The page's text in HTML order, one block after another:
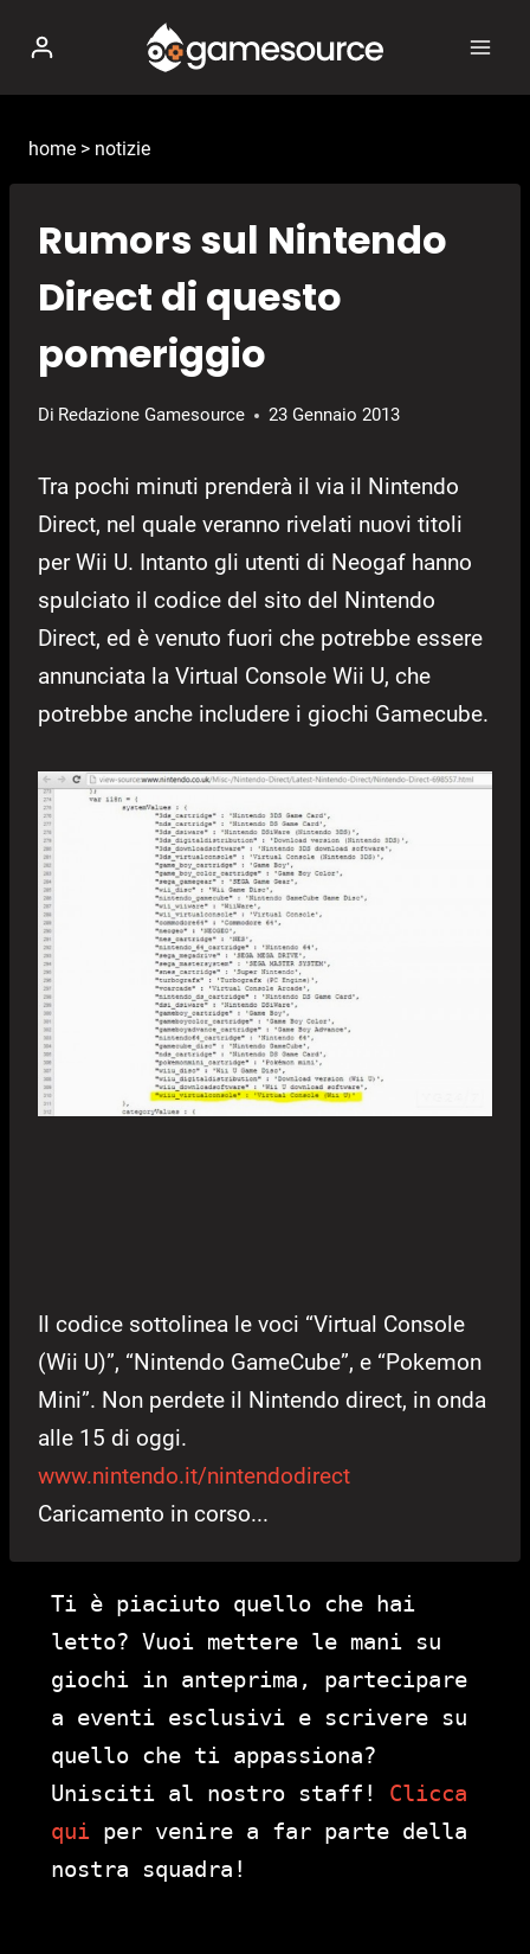
contenuto
home > notizie
Rumors sul Nintendo
Direct di questo
pomeriggio
Di Redazione Gamesource 23 Gennaio 2013
Tra pochi minuti prenderà il via il Nintendo
Direct, nel quale veranno rivelati nuovi titoli
per Wii U. Intanto gli utenti di Neogaf hanno
spulciato il codice del sito del Nintendo
Direct, ed è venuto fuori che potrebbe essere
annunciata la Virtual Console Wii U, che
potrebbe anche includere i giochi Gamecube.
Il codice sottolinea le voci “Virtual Console
(Wii U)”, “Nintendo GameCube”, e “Pokemon
Mini”. Non perdete il Nintendo direct, in onda
alle 15 di oggi.
www.nintendo.it/nintendodirect
Caricamento in corso...
Ti è piaciuto quello che hai
letto? Vuoi mettere le mani su
giochi in anteprima, partecipare
a eventi esclusivi e scrivere su
quello che ti appassiona?
Unisciti al nostro staff! Clicca
qui per venire a far parte della
nostra squadra!